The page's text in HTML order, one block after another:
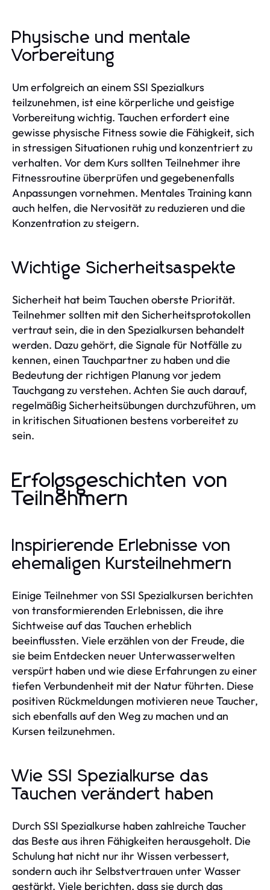
Physische und mentale
Vorbereitung
Um erfolgreich an einem SSI Spezialkurs
teilzunehmen, ist eine körperliche und geistige
Vorbereitung wichtig. Tauchen erfordert eine
gewisse physische Fitness sowie die Fähigkeit, sich
in stressigen Situationen ruhig und konzentriert zu
verhalten. Vor dem Kurs sollten Teilnehmer ihre
Fitnessroutine überprüfen und gegebenenfalls
Anpassungen vornehmen. Mentales Training kann
auch helfen, die Nervosität zu reduzieren und die
Konzentration zu steigern.
Wichtige Sicherheitsaspekte
Sicherheit hat beim Tauchen oberste Priorität.
Teilnehmer sollten mit den Sicherheitsprotokollen
vertraut sein, die in den Spezialkursen behandelt
werden. Dazu gehört, die Signale für Notfälle zu
kennen, einen Tauchpartner zu haben und die
Bedeutung der richtigen Planung vor jedem
Tauchgang zu verstehen. Achten Sie auch darauf,
regelmäßig Sicherheitsübungen durchzuführen, um
in kritischen Situationen bestens vorbereitet zu
sein.
Erfolgsgeschichten von
Teilnehmern
Inspirierende Erlebnisse von
ehemaligen Kursteilnehmern
Einige Teilnehmer von SSI Spezialkursen berichten
von transformierenden Erlebnissen, die ihre
Sichtweise auf das Tauchen erheblich
beeinflussten. Viele erzählen von der Freude, die
sie beim Entdecken neuer Unterwasserwelten
verspürt haben und wie diese Erfahrungen zu einer
tiefen Verbundenheit mit der Natur führten. Diese
positiven Rückmeldungen motivieren neue Taucher,
sich ebenfalls auf den Weg zu machen und an
Kursen teilzunehmen.
Wie SSI Spezialkurse das
Tauchen verändert haben
Durch SSI Spezialkurse haben zahlreiche Taucher
das Beste aus ihren Fähigkeiten herausgeholt. Die
Schulung hat nicht nur ihr Wissen verbessert,
sondern auch ihr Selbstvertrauen unter Wasser
gestärkt. Viele berichten, dass sie durch das